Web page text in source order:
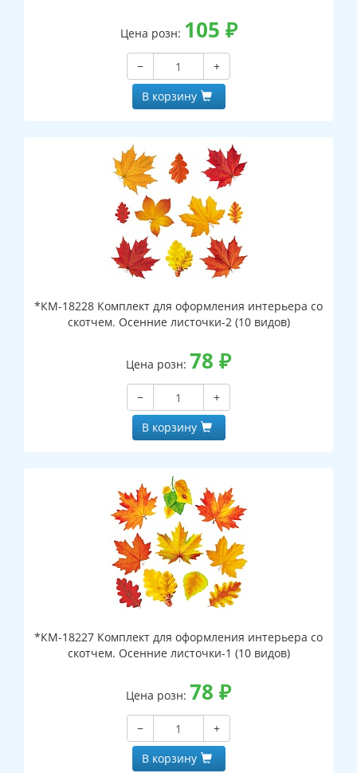
Цена розн: 105 ₽
−
+
В корзину
*КМ-18228 Комплект для оформления интерьера со
скотчем. Осенние листочки-2 (10 видов)
Цена розн: 78 ₽
−
+
В корзину
*КМ-18227 Комплект для оформления интерьера со
скотчем. Осенние листочки-1 (10 видов)
Цена розн: 78 ₽
−
+
В корзину